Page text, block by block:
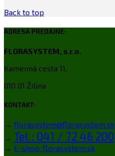
Back to top
ADRESA PREDAJNE:
FLORASYSTEM, s.r.o.
Kamenná cesta 11,
010 01 Žilina
KONTAKT:
→ florasystem@florasystem.sk
→ Tel.: 041 / 72 46 200
→ E-shop: florasystem.sk